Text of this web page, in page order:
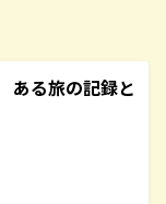
ある旅の記録と